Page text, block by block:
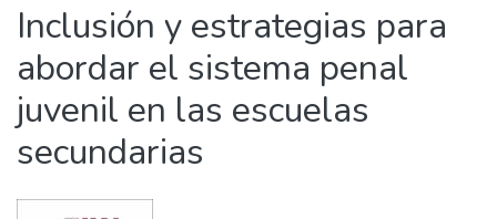
Inclusión y estrategias para
abordar el sistema penal
juvenil en las escuelas
secundarias